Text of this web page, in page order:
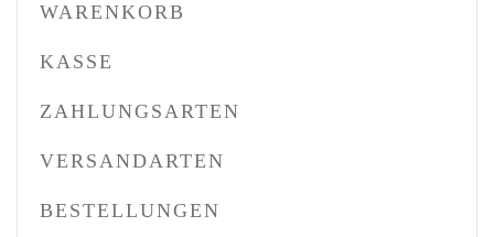
WARENKORB
KASSE
ZAHLUNGSARTEN
VERSANDARTEN
BESTELLUNGEN